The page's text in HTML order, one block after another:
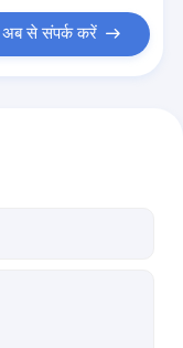
अब से संपर्क करें